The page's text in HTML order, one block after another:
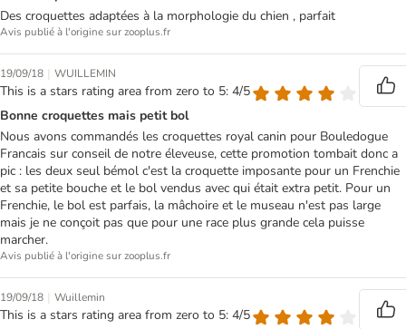
Des croquettes adaptées à la morphologie du chien , parfait
Avis publié à l'origine sur zooplus.fr
19/09/18 | WUILLEMIN
This is a stars rating area from zero to 5: 4/5
Bonne croquettes mais petit bol
Nous avons commandés les croquettes royal canin pour Bouledogue
Francais sur conseil de notre éleveuse, cette promotion tombait donc a
pic : les deux seul bémol c'est la croquette imposante pour un Frenchie
et sa petite bouche et le bol vendus avec qui était extra petit. Pour un
Frenchie, le bol est parfais, la mâchoire et le museau n'est pas large
mais je ne conçoit pas que pour une race plus grande cela puisse
marcher.
Avis publié à l'origine sur zooplus.fr
19/09/18 | Wuillemin
This is a stars rating area from zero to 5: 4/5